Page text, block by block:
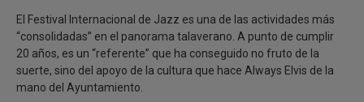
El Festival Internacional de Jazz es una de las actividades más
“consolidadas” en el panorama talaverano. A punto de cumplir
20 años, es un “referente” que ha conseguido no fruto de la
suerte, sino del apoyo de la cultura que hace Always Elvis de la
mano del Ayuntamiento.